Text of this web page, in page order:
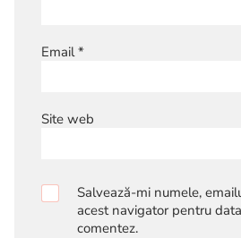
Email*
Site web
Salvează-mi numele,
acest navigator pentru
comentez.